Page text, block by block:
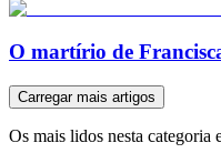
O martírio de
Carregar mais artigos
Os mais lidos nesta categoria